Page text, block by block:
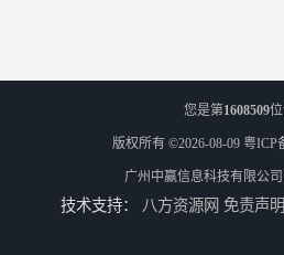
您是第1608509
版权所有 ©2026-08-09 粤ICP
广州中赢信息科技有限公司
技术支持： 八方资源网 免责声明